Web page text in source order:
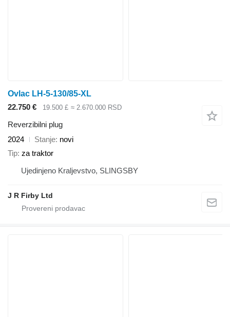
Ovlac LH-5-130/85-XL
22.750 €
19.500 £ ≈ 2.670.000 RSD
Reverzibilni plug
2024
Stanje novi
Tip za traktor
Ujedinjeno Kraljevstvo, SLINGSBY
J R Firby Ltd